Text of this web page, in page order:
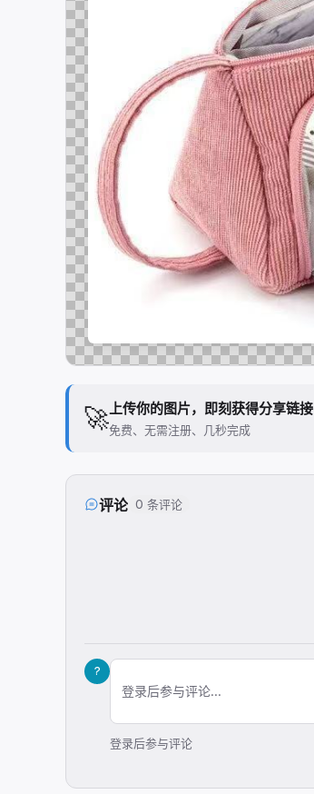
🚀 上传你的图片，即刻获得分享链接
免费、无需注册、几秒完成
评论 0 条评论
?
登录后参与评论...
登录后参与评论